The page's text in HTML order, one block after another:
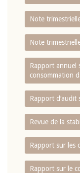
Note
Note
Rapport annuel
consommation
Rapport d‘audit
Revue de la
Rapport sur les
Rapport sur le